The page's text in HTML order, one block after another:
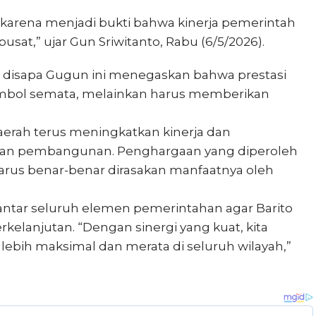
menjadi bukti bahwa kinerja pemerintah
ujar Gun Sriwitanto, Rabu (6/5/2026).
Gugun ini menegaskan bahwa prestasi
semata, melainkan harus memberikan
terus meningkatkan kinerja dan
pembangunan. Penghargaan yang diperoleh
benar-benar dirasakan manfaatnya oleh
seluruh elemen pemerintahan agar Barito
“Dengan sinergi yang kuat, kita
maksimal dan merata di seluruh wilayah,”